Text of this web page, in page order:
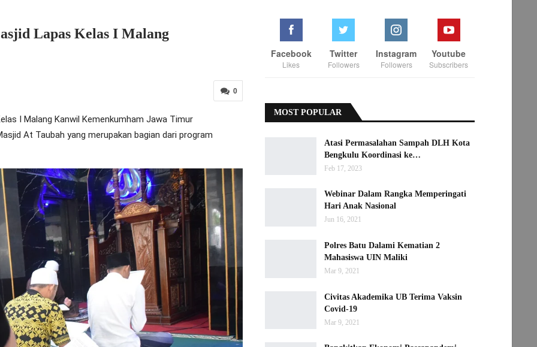
Lapas Kelas I Malang
0
I Malang Kanwil Kemenkumham Jawa Timur
At Taubah yang merupakan bagian dari program
Facebook
Likes
Twitter
Followers
Instagram
Followers
Youtube
Subscribers
MOST POPULAR
Atasi Permasalahan Sampah DLH Kota
Bengkulu Koordinasi ke…
Feb 17, 2023
Webinar Dalam Rangka Memperingati
Hari Anak Nasional
Jun 16, 2021
Polres Batu Dalami Kematian 2
Mahasiswa UIN Maliki
Mar 9, 2021
Civitas Akademika UB Terima Vaksin
Covid-19
Mar 9, 2021